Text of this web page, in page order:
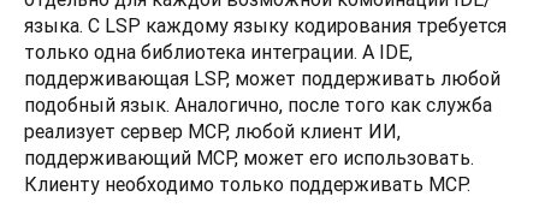
языка. С LSP каждому языку кодирования требуется
только одна библиотека интеграции. А IDE,
поддерживающая LSP, может поддерживать любой
подобный язык. Аналогично, после того как служба
реализует сервер MCP, любой клиент ИИ,
поддерживающий MCP, может его использовать.
Клиенту необходимо только поддерживать MCP.